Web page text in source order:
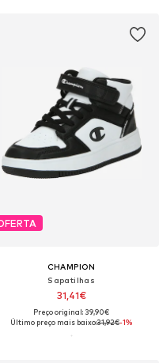
CHAMPION
Sapatilhas
31,41€
Preço original: 39,90€
Último preço mais baixo:31,92€-1%